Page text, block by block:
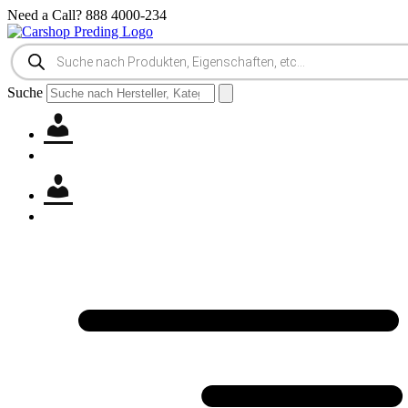
Zum
Inhalt
springen
Need a Call? 888 4000-234
Products
search
Suche